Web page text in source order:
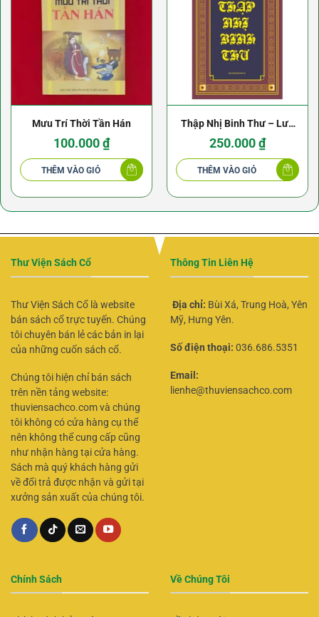
Mưu Trí Thời Tần Hán
100.000₫
THÊM VÀO GIỎ
Thập Nhị Binh Thư – Lưu
Sơn Minh (NXB Thời Đại
2010)
250.000₫
THÊM VÀO GIỎ
Thư Viện Sách Cổ
Thư Viện Sách Cổ là website
bán sách cổ trực tuyến. Chúng
tôi chuyên bán lẻ các bản in lại
của những cuốn sách cổ.
Chúng tôi hiện chỉ bán sách
trên nền tảng website:
thuviensachco.com và chúng
tôi không có cửa hàng cụ thể
nên không thể cung cấp cũng
như nhận hàng tại cửa hàng.
Sách mà quý khách hàng gửi
về đổi trả được nhận và gửi tại
xưởng sản xuất của chúng tôi.
Thông Tin Liên Hệ
Địa chỉ: Bùi Xá, Trung Hoà, Yên
Mỹ, Hưng Yên.
Số điện thoại: 036.686.5351
Email:
lienhe@thuviensachco.com
Chính Sách Về Chúng Tôi